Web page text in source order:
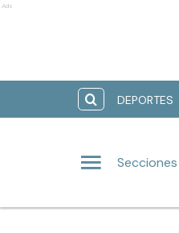
Ads
DEPORTES
Secciones